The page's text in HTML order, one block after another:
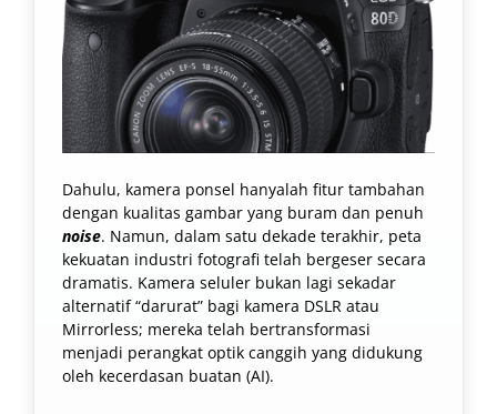
Dahulu, kamera ponsel hanyalah fitur tambahan
dengan kualitas gambar yang buram dan penuh
noise. Namun, dalam satu dekade terakhir, peta
kekuatan industri fotografi telah bergeser secara
dramatis. Kamera seluler bukan lagi sekadar
alternatif “darurat” bagi kamera DSLR atau
Mirrorless; mereka telah bertransformasi
menjadi perangkat optik canggih yang didukung
oleh kecerdasan buatan (AI).